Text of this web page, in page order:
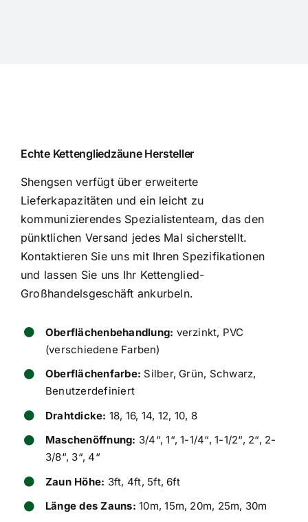
Echte Kettengliedzäune Hersteller
Shengsen verfügt über erweiterte
Lieferkapazitäten und ein leicht zu
kommunizierendes Spezialistenteam, das den
pünktlichen Versand jedes Mal sicherstellt.
Kontaktieren Sie uns mit Ihren Spezifikationen
und lassen Sie uns Ihr Kettenglied-
Großhandelsgeschäft ankurbeln.
Oberflächenbehandlung: verzinkt, PVC
(verschiedene Farben)
Oberflächenfarbe: Silber, Grün, Schwarz,
Benutzerdefiniert
Drahtdicke: 18, 16, 14, 12, 10, 8
Maschenöffnung: 3/4“, 1“, 1-1/4“, 1-1/2“, 2“, 2-
3/8“, 3“, 4“
Zaun Höhe: 3ft, 4ft, 5ft, 6ft
Länge des Zauns: 10m, 15m, 20m, 25m, 30m